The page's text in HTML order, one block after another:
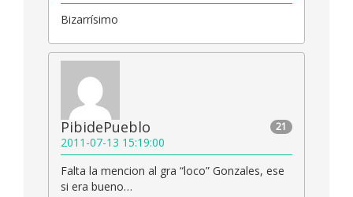
Bizarrísimo
21
PibidePueblo
2011-07-13 15:19:00
Falta la mencion al gra “loco” Gonzales, ese
si era bueno…